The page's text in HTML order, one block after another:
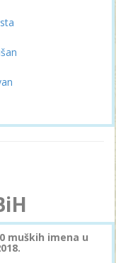
muških imena u